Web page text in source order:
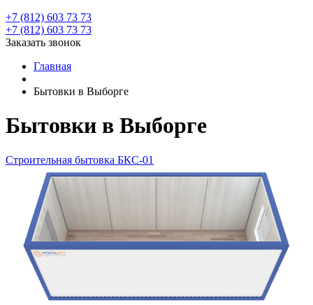
+7 (812) 603 73 73
+7 (812) 603 73 73
Заказать звонок
Главная
Бытовки в Выборге
Бытовки в Выборге
Строительная бытовка БКС-01